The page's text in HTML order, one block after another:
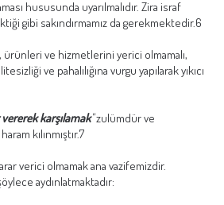
hususunda uyarılmalıdır. Zira israf
gibi sakındırmamız da gerekmektedir.6
ürünleri ve hizmetlerini yerici olmamalı,
ve pahalılığına vurgu yapılarak yıkıcı
karşılamak"zulümdür ve
kılınmıştır.7
verici olmamak ana vazifemizdir.
aydınlatmaktadır: